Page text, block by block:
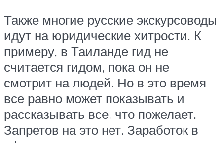
Также многие русские экскурсоводы
идут на юридические хитрости. К
примеру, в Таиланде гид не
считается гидом, пока он не
смотрит на людей. Но в это время
все равно может показывать и
рассказывать все, что пожелает.
Запретов на это нет. Заработок в